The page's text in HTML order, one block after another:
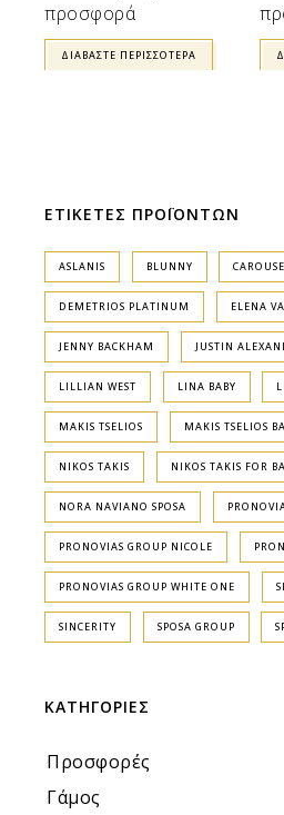
προσφορά
ΔΙΑΒΆΣΤΕ ΠΕΡΙΣΣΌΤΕΡΑ
ΕΤΙΚΕΤΕΣ ΠΡΟΪΟΝΤΩΝ
ASLANIS BLUNNY
DEMETRIOS PLATINUM ELENA
JENNY BACKHAM JUSTIN
LILLIAN WEST LINA BABY
MAKIS TSELIOS MAKIS TSELIOS
NIKOS TAKIS NIKOS TAKIS FOR
NORA NAVIANO SPOSA
PRONOVIAS GROUP NICOLE
PRONOVIAS GROUP WHITE ONE
SINCERITY SPOSA GROUP
ΚΑΤΗΓΟΡΙΕΣ
Προσφορές
Γάμος